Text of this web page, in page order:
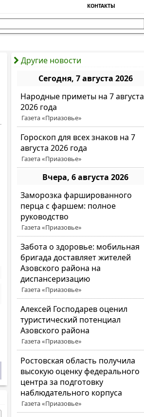
КОНТАКТЫ
Другие новости
Сегодня, 7 августа 2026
Народные приметы на 7 августа
2026 года
Газета «Приазовье»
Гороскоп для всех знаков на 7
августа 2026 года
Газета «Приазовье»
Вчера, 6 августа 2026
Заморозка фаршированного
перца с фаршем: полное
руководство
Газета «Приазовье»
Забота о здоровье: мобильная
бригада доставляет жителей
Азовского района на
диспансеризацию
Газета «Приазовье»
Алексей Господарев оценил
туристический потенциал
Азовского района
Газета «Приазовье»
Ростовская область получила
высокую оценку федерального
центра за подготовку
наблюдательного корпуса
Газета «Приазовье»